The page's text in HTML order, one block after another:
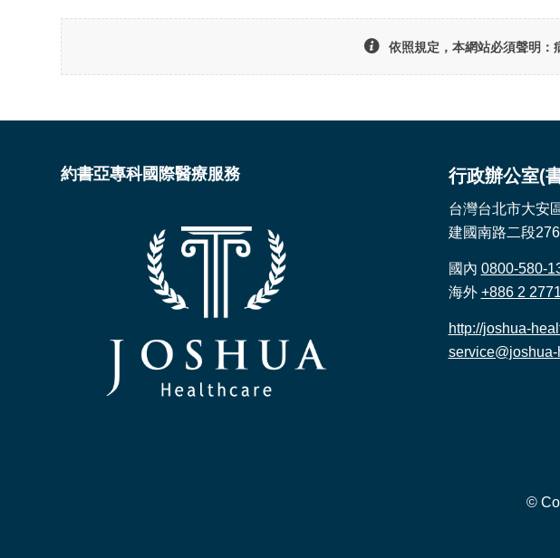
依照規定，本網站必須聲明：
約書亞專科國際醫療服務 行政辦公室(
台灣台北市大安
建國南路二段
國內 0800-580-
海外 +886 2
http://joshua-
©